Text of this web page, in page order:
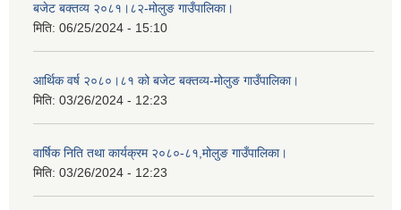
बजेट बक्तव्य २०८१।८२-मोलुङ गाउँपालिका।
मिति: 06/25/2024 - 15:10
आर्थिक वर्ष २०८०।८१ को बजेट बक्तव्य-मोलुङ गाउँपालिका।
मिति: 03/26/2024 - 12:23
वार्षिक निति तथा कार्यक्रम २०८०-८१,मोलुङ गाउँपालिका।
मिति: 03/26/2024 - 12:23